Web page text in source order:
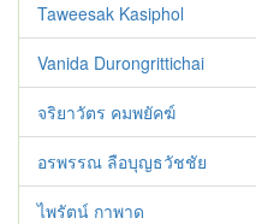
Taweesak Kasiphol
Vanida Durongrittichai
จริยาวัตร คมพยัคฆ์
อรพรรณ ลือบุญธวัชชัย
ไพรัตน์ กาพาด